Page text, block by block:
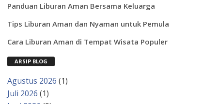
Panduan Liburan Aman Bersama Keluarga
Tips Liburan Aman dan Nyaman untuk Pemula
Cara Liburan Aman di Tempat Wisata Populer
ARSIP BLOG
Agustus 2026 (1)
Juli 2026 (1)